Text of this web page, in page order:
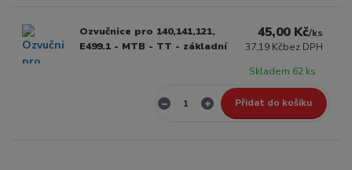
Ozvučnice pro 140,141,121,
E499.1 - MTB - TT - základní
45,00 Kč/ks
37,19 Kčbez DPH
Skladem 62 ks
Přidat do košíku